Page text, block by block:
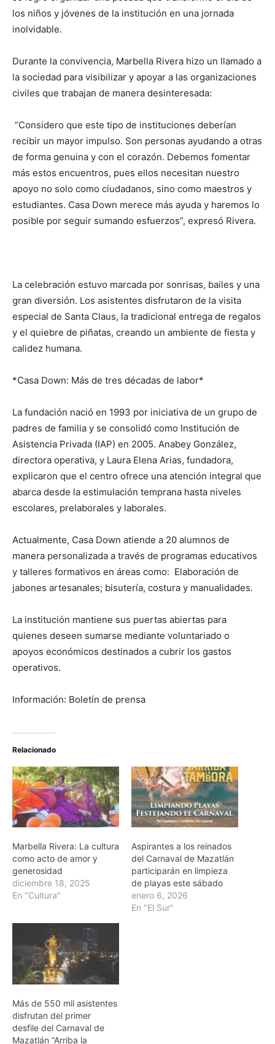
los niños y jóvenes de la institución en una jornada
inolvidable.
Durante la convivencia, Marbella Rivera hizo un llamado a
la sociedad para visibilizar y apoyar a las organizaciones
civiles que trabajan de manera desinteresada:
“Considero que este tipo de instituciones deberían
recibir un mayor impulso. Son personas ayudando a otras
de forma genuina y con el corazón. Debemos fomentar
más estos encuentros, pues ellos necesitan nuestro
apoyo no solo como ciudadanos, sino como maestros y
estudiantes. Casa Down merece más ayuda y haremos lo
posible por seguir sumando esfuerzos”, expresó Rivera.
La celebración estuvo marcada por sonrisas, bailes y una
gran diversión. Los asistentes disfrutaron de la visita
especial de Santa Claus, la tradicional entrega de regalos
y el quiebre de piñatas, creando un ambiente de fiesta y
calidez humana.
*Casa Down: Más de tres décadas de labor*
La fundación nació en 1993 por iniciativa de un grupo de
padres de familia y se consolidó como Institución de
Asistencia Privada (IAP) en 2005. Anabey González,
directora operativa, y Laura Elena Arias, fundadora,
explicaron que el centro ofrece una atención integral que
abarca desde la estimulación temprana hasta niveles
escolares, prelaborales y laborales.
Actualmente, Casa Down atiende a 20 alumnos de
manera personalizada a través de programas educativos
y talleres formativos en áreas como: Elaboración de
jabones artesanales; bisutería, costura y manualidades.
La institución mantiene sus puertas abiertas para
quienes deseen sumarse mediante voluntariado o
apoyos económicos destinados a cubrir los gastos
operativos.
Información: Boletín de prensa
Relacionado
Marbella Rivera: La cultura
como acto de amor y
generosidad
diciembre 18, 2025
En "Cultura"
Aspirantes a los reinados
del Carnaval de Mazatlán
participarán en limpieza
de playas este sábado
enero 6, 2026
En "El Sur"
Más de 550 mil asistentes
disfrutan del primer
desfile del Carnaval de
Mazatlán “Arriba la